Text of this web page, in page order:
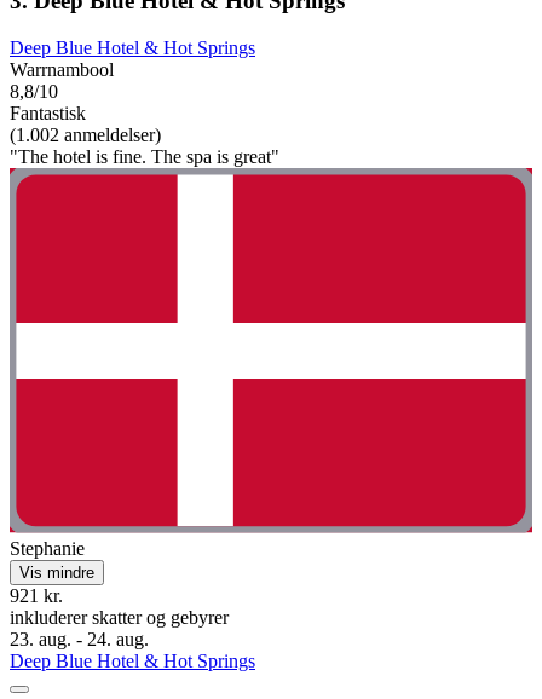
Deep Blue Hotel & Hot Springs
Warrnambool
8,8/10
Fantastisk
(1.002 anmeldelser)
"The hotel is fine. The spa is great"
Stephanie
Vis mindre
921 kr.
inkluderer skatter og gebyrer
23. aug. - 24. aug.
Deep Blue Hotel & Hot Springs